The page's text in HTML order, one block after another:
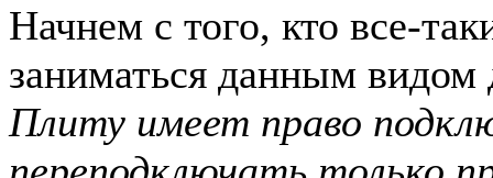
Начнем с того, кто все-
заниматься данным видом
Плиту имеет право